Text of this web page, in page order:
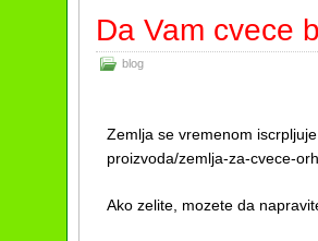
Da Vam cvece
blog
Zemlja se vremenom
proizvoda/zemlja-za-cvece-
Ako zelite, mozete da